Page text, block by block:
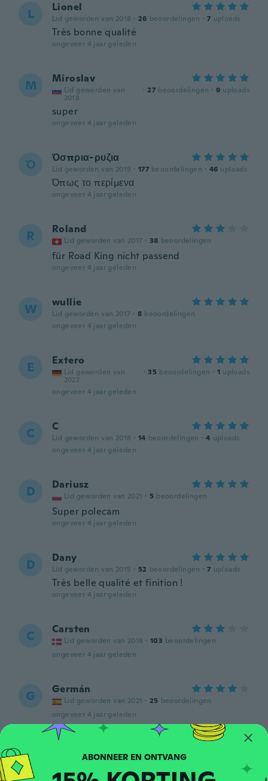
L Lionel
Lid geworden van 2018 · 26 beoordelingen · 7 uploads
Très bonne qualité
ongeveer 4 jaar geleden
M Miroslav
Lid geworden van
2018
· 27 beoordelingen · 9 uploads
super
ongeveer 4 jaar geleden
Ό Όσπρια-ρυζια
Lid geworden van 2019 · 177 beoordelingen · 46 uploads
Όπως το περίμενα
ongeveer 4 jaar geleden
R Roland
Lid geworden van 2017 · 38 beoordelingen
für Road King nicht passend
ongeveer 4 jaar geleden
W wullie
Lid geworden van 2017 · 8 beoordelingen
ongeveer 4 jaar geleden
E Extero
Lid geworden van
2022
· 35 beoordelingen · 1 uploads
ongeveer 4 jaar geleden
C C
Lid geworden van 2018 · 14 beoordelingen · 4 uploads
ongeveer 4 jaar geleden
D Dariusz
Lid geworden van 2021 · 5 beoordelingen
Super polecam
ongeveer 4 jaar geleden
D Dany
Lid geworden van 2015 · 52 beoordelingen · 7 uploads
Très belle qualité et finition !
ongeveer 4 jaar geleden
C Carsten
Lid geworden van 2018 · 103 beoordelingen
ongeveer 4 jaar geleden
G Germán
Lid geworden van 2021 · 25 beoordelingen
ongeveer 4 jaar geleden
千 Lid geworden van 2018 · 157 beoordelingen
ongeveer 4 jaar geleden
ABONNEER EN ONTVANG